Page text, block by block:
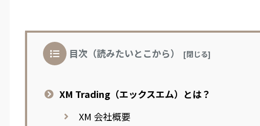
目次（読みたいとこから）
XM Trading（エックスエム）とは？
XM 会社概要